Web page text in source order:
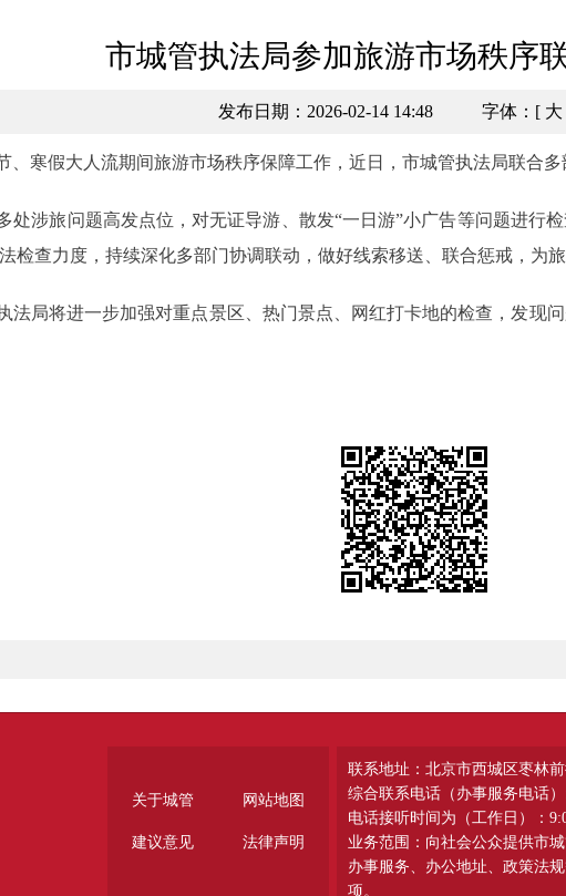
市城管执法局参加旅游市场秩序
发布日期：2026-02-14 14:48 字体：[ 大
寒假大人流期间旅游市场秩序保障工作，近日，市城管执法局联合多
涉旅问题高发点位，对无证导游、散发“一日游”小广告等问题进行
检查力度，持续深化多部门协调联动，做好线索移送、联合惩戒，为
局将进一步加强对重点景区、热门景点、网红打卡地的检查，发现
关于城管 网站地图
建议意见 法律声明
联系地址：北京市西城区枣林
综合联系电话（办事服务电话）
电话接听时间为（工作日）：
业务范围：向社会公众提供市城
办事服务、办公地址、政策法
项。